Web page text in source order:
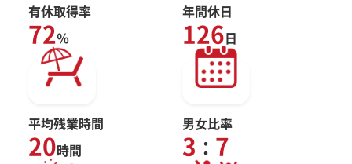
有休取得率
72％
年間休日
126日
平均残業時間
20時間
男女比率
3 ： 7